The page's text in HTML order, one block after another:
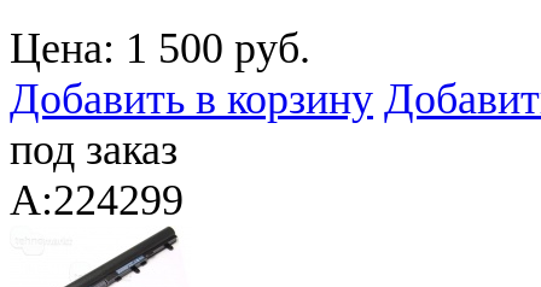
Цена: 1 500 руб.
Добавить в корзину
под заказ
A:224299